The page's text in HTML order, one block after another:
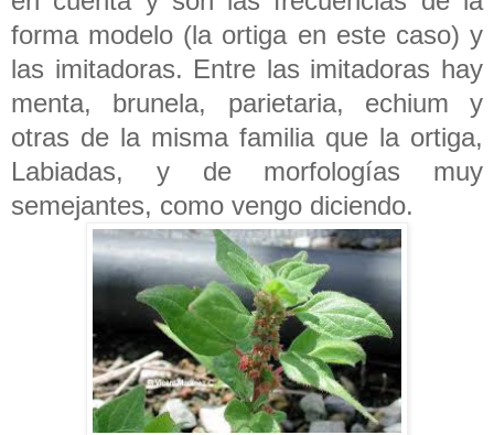
forma modelo (la ortiga en este caso) y
las imitadoras. Entre las imitadoras hay
menta, brunela, parietaria, echium y
otras de la misma familia que la ortiga,
Labiadas, y de morfologías muy
semejantes, como vengo diciendo.